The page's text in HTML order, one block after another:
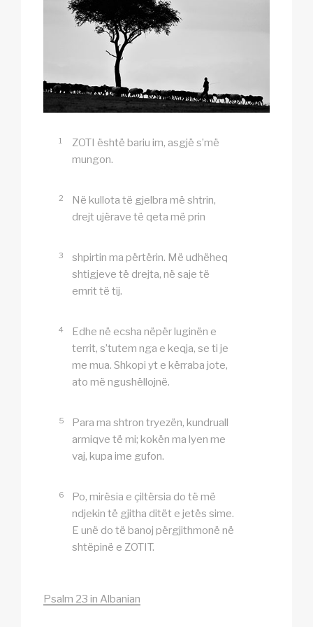
1
ZOTI është bariu im, asgjë s’më
mungon.
2
Në kullota të gjelbra më shtrin,
drejt ujërave të qeta më prin
3
shpirtin ma përtërin. Më udhëheq
shtigjeve të drejta, në saje të
emrit të tij.
4
Edhe në ecsha nëpër luginën e
territ, s’tutem nga e keqja, se ti je
me mua. Shkopi yt e kërraba jote,
ato më ngushëllojnë.
5
Para ma shtron tryezën, kundruall
armiqve të mi; kokën ma lyen me
vaj, kupa ime gufon.
6
Po, mirësia e çiltërsia do të më
ndjekin të gjitha ditët e jetës sime.
E unë do të banoj përgjithmonë në
shtëpinë e ZOTIT.
Psalm 23 in Albanian